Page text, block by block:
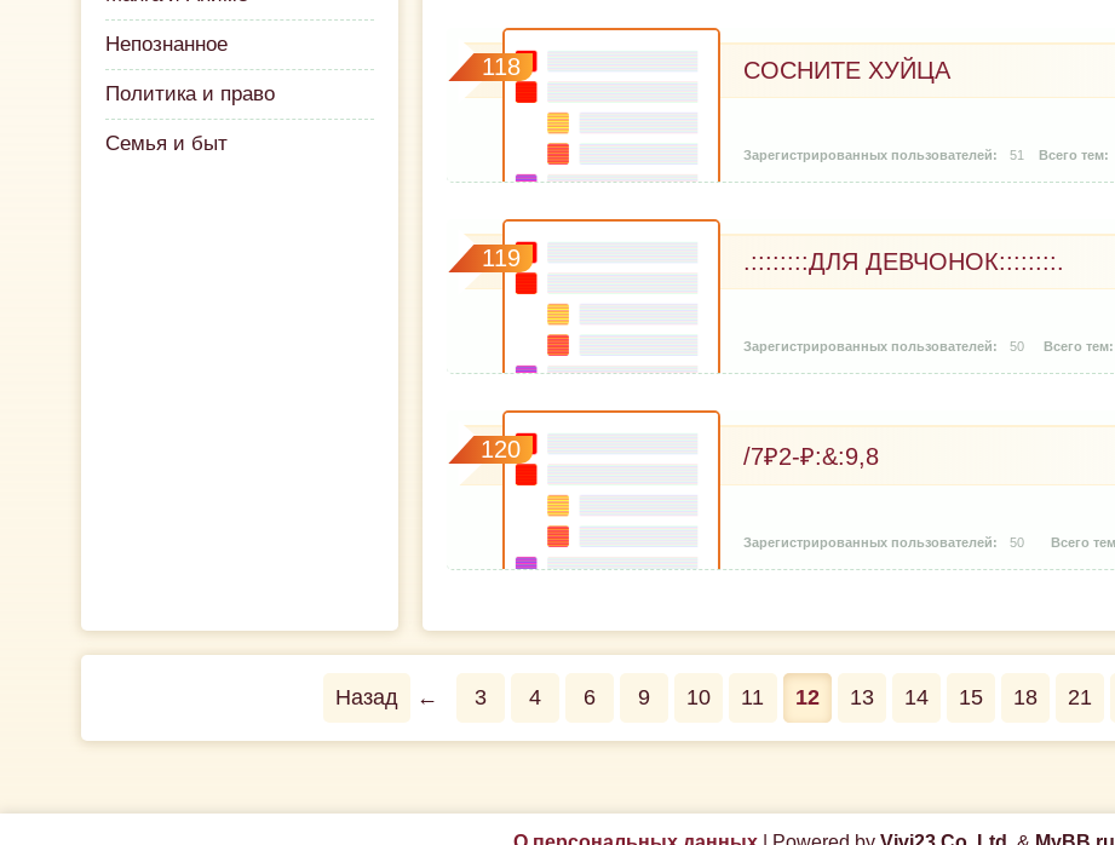
Непознанное
Политика и право
Семья и быт
118 СОСНИТЕ ХУЙЦА
51
119 .::::::::ДЛЯ ДЕВЧОНОК::::::::.
50
120 /7₽2-₽:&:9,8
50
Назад ← 3 4 6 9 10 11 12 13 14 15 18 21